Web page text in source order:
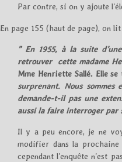
Par contre, si on y ajoute
En page 155 (haut de page), on lit
” En 1955, à la suite
retrouver cette madame
Mme Henriette Sallé. Elle
surprenant. Nous
demande-t-il pas une
aussi la faire interroger par
Il y a peu encore, je ne
modifier dans la
cependant l’enquête n’est